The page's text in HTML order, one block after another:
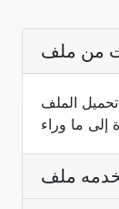
تحميل الملف WebM ونحن نقوم بتفكيك المسار الصوتي، ثم تحويل الترميز إلى MP3. لا يوجد أي فيديو ثانية مرور وعدم فقدان